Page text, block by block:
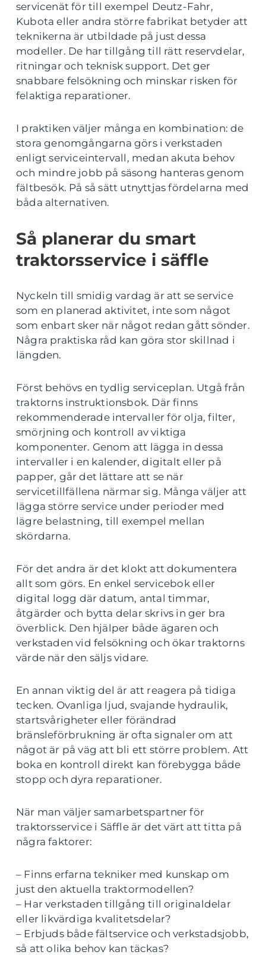
servicenät för till exempel Deutz-Fahr,
Kubota eller andra större fabrikat betyder att
teknikerna är utbildade på just dessa
modeller. De har tillgång till rätt reservdelar,
ritningar och teknisk support. Det ger
snabbare felsökning och minskar risken för
felaktiga reparationer.
I praktiken väljer många en kombination: de
stora genomgångarna görs i verkstaden
enligt serviceintervall, medan akuta behov
och mindre jobb på säsong hanteras genom
fältbesök. På så sätt utnyttjas fördelarna med
båda alternativen.
Så planerar du smart
traktorsservice i säffle
Nyckeln till smidig vardag är att se service
som en planerad aktivitet, inte som något
som enbart sker när något redan gått sönder.
Några praktiska råd kan göra stor skillnad i
längden.
Först behövs en tydlig serviceplan. Utgå från
traktorns instruktionsbok. Där finns
rekommenderade intervaller för olja, filter,
smörjning och kontroll av viktiga
komponenter. Genom att lägga in dessa
intervaller i en kalender, digitalt eller på
papper, går det lättare att se när
servicetillfällena närmar sig. Många väljer att
lägga större service under perioder med
lägre belastning, till exempel mellan
skördarna.
För det andra är det klokt att dokumentera
allt som görs. En enkel servicebok eller
digital logg där datum, antal timmar,
åtgärder och bytta delar skrivs in ger bra
överblick. Den hjälper både ägaren och
verkstaden vid felsökning och ökar traktorns
värde när den säljs vidare.
En annan viktig del är att reagera på tidiga
tecken. Ovanliga ljud, svajande hydraulik,
startsvårigheter eller förändrad
bränsleförbrukning är ofta signaler om att
något är på väg att bli ett större problem. Att
boka en kontroll direkt kan förebygga både
stopp och dyra reparationer.
När man väljer samarbetspartner för
traktorsservice i Säffle är det värt att titta på
några faktorer:
– Finns erfarna tekniker med kunskap om
just den aktuella traktormodellen?
– Har verkstaden tillgång till originaldelar
eller likvärdiga kvalitetsdelar?
– Erbjuds både fältservice och verkstadsjobb,
så att olika behov kan täckas?